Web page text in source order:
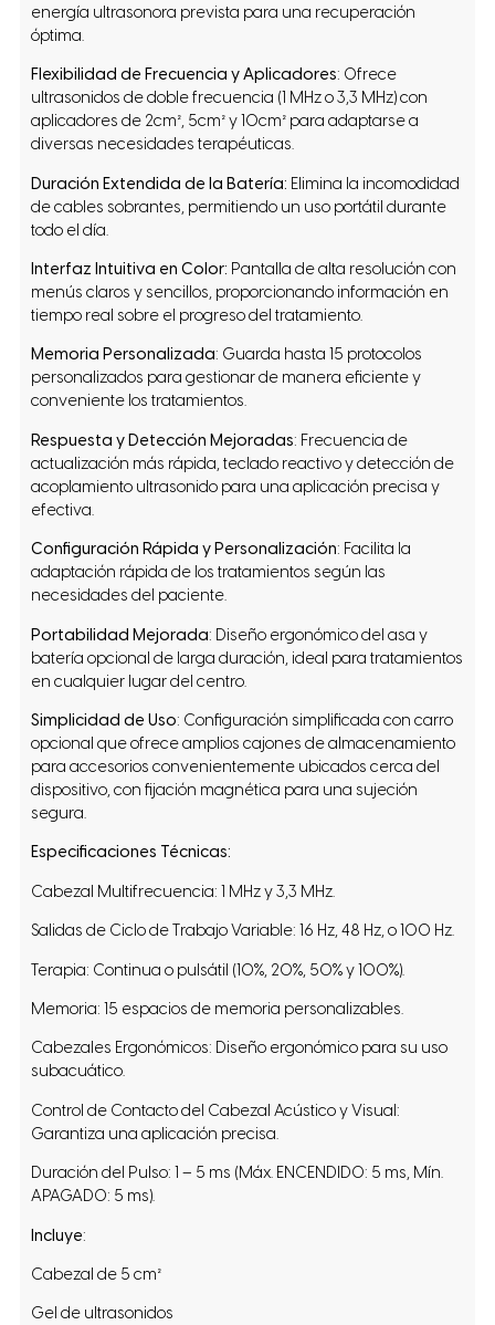
energía ultrasonora prevista para una recuperación
óptima.
Flexibilidad de Frecuencia y Aplicadores: Ofrece
ultrasonidos de doble frecuencia (1 MHz o 3,3 MHz) con
aplicadores de 2cm², 5cm² y 10cm² para adaptarse a
diversas necesidades terapéuticas.
Duración Extendida de la Batería: Elimina la incomodidad
de cables sobrantes, permitiendo un uso portátil durante
todo el día.
Interfaz Intuitiva en Color: Pantalla de alta resolución con
menús claros y sencillos, proporcionando información en
tiempo real sobre el progreso del tratamiento.
Memoria Personalizada: Guarda hasta 15 protocolos
personalizados para gestionar de manera eficiente y
conveniente los tratamientos.
Respuesta y Detección Mejoradas: Frecuencia de
actualización más rápida, teclado reactivo y detección de
acoplamiento ultrasonido para una aplicación precisa y
efectiva.
Configuración Rápida y Personalización: Facilita la
adaptación rápida de los tratamientos según las
necesidades del paciente.
Portabilidad Mejorada: Diseño ergonómico del asa y
batería opcional de larga duración, ideal para tratamientos
en cualquier lugar del centro.
Simplicidad de Uso: Configuración simplificada con carro
opcional que ofrece amplios cajones de almacenamiento
para accesorios convenientemente ubicados cerca del
dispositivo, con fijación magnética para una sujeción
segura.
Especificaciones Técnicas:
Cabezal Multifrecuencia: 1 MHz y 3,3 MHz.
Salidas de Ciclo de Trabajo Variable: 16 Hz, 48 Hz, o 100 Hz.
Terapia: Continua o pulsátil (10%, 20%, 50% y 100%).
Memoria: 15 espacios de memoria personalizables.
Cabezales Ergonómicos: Diseño ergonómico para su uso
subacuático.
Control de Contacto del Cabezal Acústico y Visual:
Garantiza una aplicación precisa.
Duración del Pulso: 1 – 5 ms (Máx. ENCENDIDO: 5 ms, Mín.
APAGADO: 5 ms).
Incluye:
Cabezal de 5 cm²
Gel de ultrasonidos